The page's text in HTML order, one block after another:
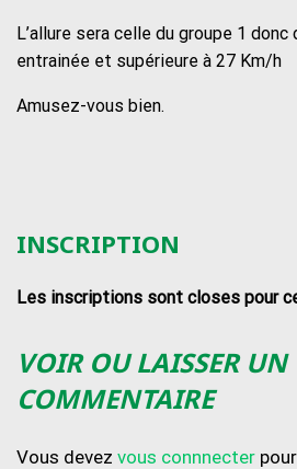
L’allure sera celle du groupe 1 donc
entrainée et supérieure à 27 Km/h
Amusez-vous bien.
INSCRIPTION
Les inscriptions sont closes pour
VOIR OU LAISSER UN
COMMENTAIRE
Vous devez vous connnecter